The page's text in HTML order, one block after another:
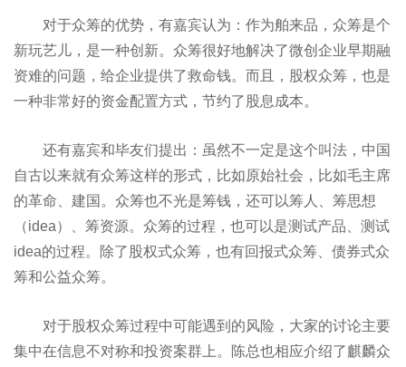
对于众筹的优势，有嘉宾认为：作为舶来品，众筹是个
新玩艺儿，是一种创新。众筹很好地解决了微创企业早期融
资难的问题，给企业提供了救命钱。而且，股权众筹，也是
一种非常好的资金配置方式，节约了股息成本。
还有嘉宾和毕友们提出：虽然不一定是这个叫法，中国
自古以来就有众筹这样的形式，比如原始社会，比如毛主席
的革命、建国。众筹也不光是筹钱，还可以筹人、筹思想
（idea）、筹资源。众筹的过程，也可以是测试产品、测试
idea的过程。除了股权式众筹，也有回报式众筹、债券式众
筹和公益众筹。
对于股权众筹过程中可能遇到的风险，大家的讨论主要
集中在信息不对称和投资案群上。陈总也相应介绍了麒麟众